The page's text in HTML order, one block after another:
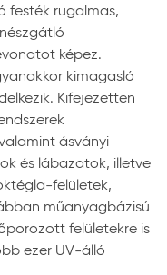
festék rugalmas,
képez.
kimagasló
Kifejezetten
ásványi
és lábazatok, illetve
felületek,
műanyagbázisú
felületekre is
ezer UV-álló